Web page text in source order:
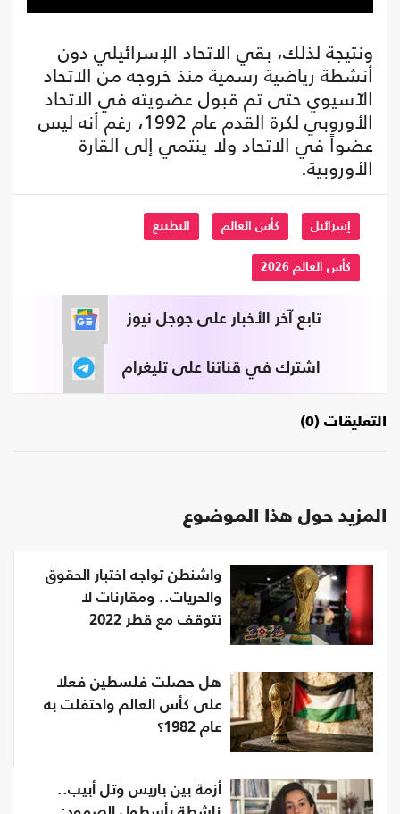
ونتيجة لذلك، بقي الاتحاد الإسرائيلي دون
أنشطة رياضية رسمية منذ خروجه من الاتحاد
الآسيوي حتى تم قبول عضويته في الاتحاد
الأوروبي لكرة القدم عام 1992، رغم أنه ليس
عضواً في الاتحاد ولا ينتمي إلى القارة
الأوروبية.
إسرائيل كأس العالم التطبيع
كأس العالم 2026
تابع آخر الأخبار على جوجل نيوز
اشترك في قناتنا على تليغرام
التعليقات (0)
المزيد حول هذا الموضوع
واشنطن تواجه اختبار الحقوق
والحريات.. ومقارنات لا
تتوقف مع قطر 2022
هل حصلت فلسطين فعلا
على كأس العالم واحتفلت به
عام 1982؟
أزمة بين باريس وتل أبيب..